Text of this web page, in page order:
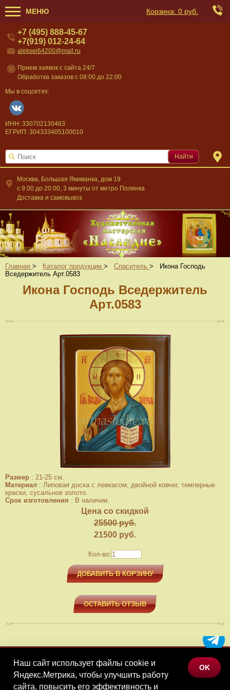
МЕНЮ Корзина: 0 руб.
Москва, Большая Якиманка, дом 19
c 9.00 до 20.00, 3 минуты от метро Полянка
Доставка и самовывоз
+7 (495) 888-45-67
+7(919) 012-24-64
aleksei64200@mail.ru
Прием заявок с сайта 24/7
Обработка заказов с 08:00 до 22:00
Мы в соцсетях:
ИНН: 330702130463
ЕГРИП: 304333405100010
Найти
Главная > Каталог продукции > Спаситель >
Икона Господь
Вседержитель Арт.0583
Икона Господь Вседержитель
Арт.0583
Размер : 21-25 см.
Материал : Липовая доска с левкасом, двойной ковчег, темперные
краски, сусальное золото.
Срок изготовления : В наличии.
Цена со скидкой
25500 руб.
21500 руб.
Кол-во:
ДОБАВИТЬ В КОРЗИНУ
ОСТАВИТЬ ОТЗЫВ
МЕНЮ
КАТАЛОГ ТОВАРОВ
Наш сайт использует файлы cookie и
Яндекс.Метрика, чтобы улучшить работу
сайта, повысить его эффективность и
OK